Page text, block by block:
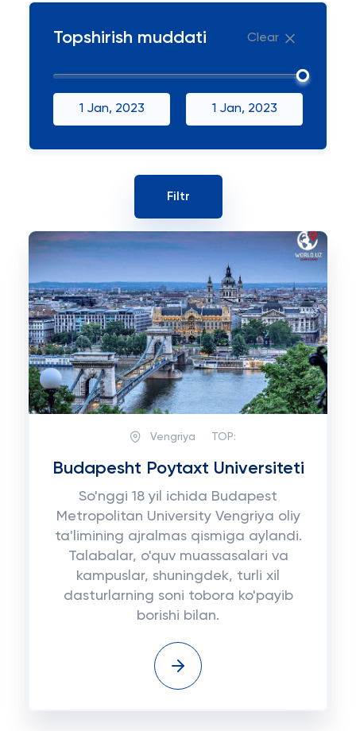
Topshirish muddati Clear
1 Jan, 2023 1 Jan, 2023
Vengriya TOP:
Budapesht Poytaxt Universiteti
So'nggi 18 yil ichida Budapest
Metropolitan University Vengriya oliy
ta'limining ajralmas qismiga aylandi.
Talabalar, o'quv muassasalari va
kampuslar, shuningdek, turli xil
dasturlarning soni tobora ko'payib
borishi bilan.